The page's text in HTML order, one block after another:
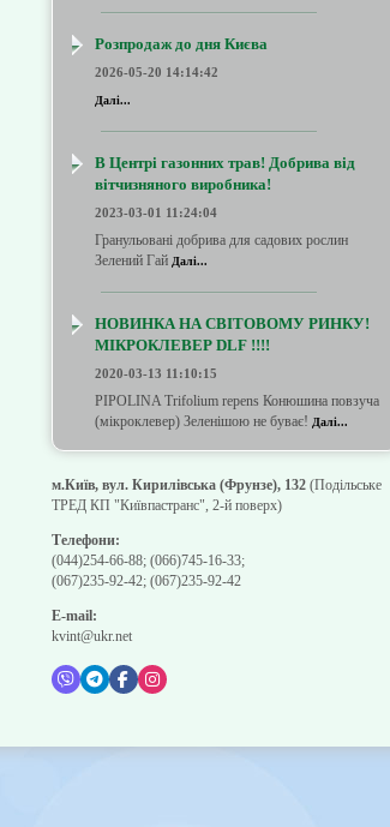
Розпродаж до дня Києва
2026-05-20 14:14:42
Далі...
В Центрі газонних трав! Добрива від
вітчизняного виробника!
2023-03-01 11:24:04
Гранульовані добрива для садових рослин
Зелений Гай Далі...
НОВИНКА НА СВІТОВОМУ РИНКУ!
МІКРОКЛЕВЕР DLF !!!!
2020-03-13 11:10:15
PIPOLINA Trifolium repens Конюшина повзуча
(мікроклевер) Зеленішою не буває! Далі...
м.Київ, вул. Кирилівська (Фрунзе), 132(Подільське
ТРЕД КП "Київпастранс", 2-й поверх)
Телефони:
(044)254-66-88; (066)745-16-33;
(067)235-92-42; (067)235-92-42
E-mail:
kvint@ukr.net